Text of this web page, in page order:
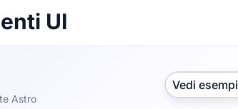
UI
Astro
Vedi esempi